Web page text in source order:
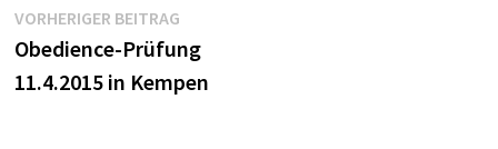
Beitragsnavigation
VORHERIGER BEITRAGVorheriger
Beitrag:
Obedience-Prüfung
11.4.2015 in Kempen